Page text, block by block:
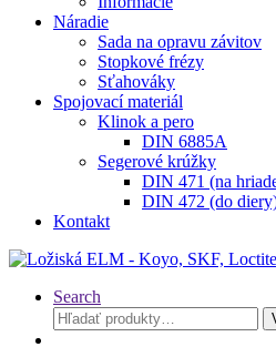
Náradie
Sada na opravu závitov
Stopkové frézy
Sťahováky
Spojovací materiál
Klinok a pero
DIN 6885A
Segerové krúžky
DIN 471 (na
DIN 472 (do
Kontakt
Search
Hľadať: